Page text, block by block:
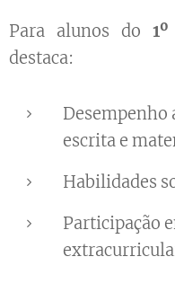
Para alunos do
destaca:
Desempenho
escrita e
Habilidades
Participação